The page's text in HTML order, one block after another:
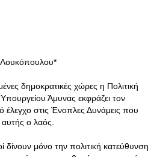
δημοκρατικές χώρες η Πολιτική
Άμυνας εκφράζει τον
έλεγχο στις Ένοπλες Δυνάμεις που
ο λαός.
δίνουν μόνο την πολιτική κατεύθυνση